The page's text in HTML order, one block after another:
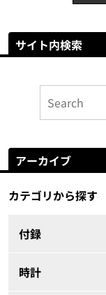
サイト内検索
アーカイブ
カテゴリから探す
付録
時計